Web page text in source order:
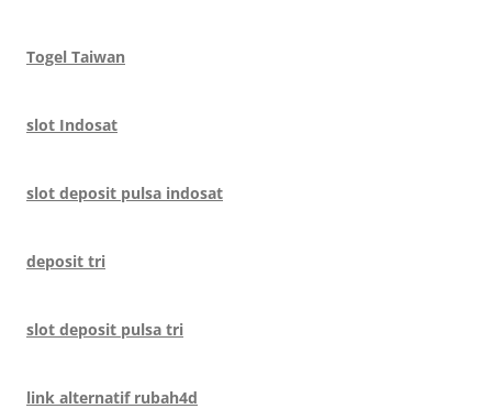
Togel Taiwan
slot Indosat
slot deposit pulsa indosat
deposit tri
slot deposit pulsa tri
link alternatif rubah4d